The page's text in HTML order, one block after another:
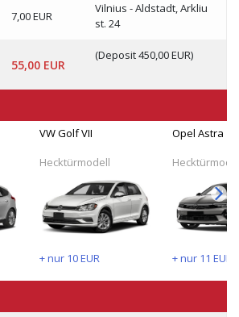
7,00 EUR
Vilnius - Aldstadt, Arkliu
st. 24
55,00 EUR
(Deposit 450,00 EUR)
VW Golf VII
Hecktürmodell
+ nur 10EUR
Opel Astra
+ nur 11 EUR